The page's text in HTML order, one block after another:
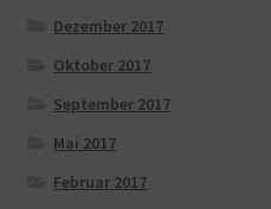
Dezember 2017
Oktober 2017
September 2017
Mai 2017
Februar 2017